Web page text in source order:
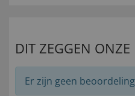
DIT ZEGGEN ONZE
Er zijn geen